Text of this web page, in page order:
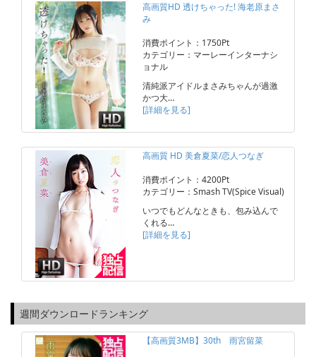
高画質HD 透けちゃった! 海老原まさ
み
消費ポイント：1750Pt
カテゴリー：マーレーインターナシ
ョナル
清純派アイドルまさみちゃんが過激
かつ大…
[詳細を見る]
高画質 HD 美倉夏菜/恋人つなぎ
消費ポイント：4200Pt
カテゴリー：Smash TV(Spice Visual)
いつでもどんなときも、包み込んで
くれる…
[詳細を見る]
週間ダウンロードランキング
【高画質3MB】30th 雨宮留菜